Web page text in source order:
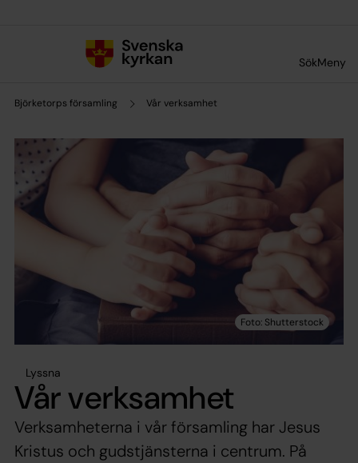
SökMeny
Björketorps församling Vår verksamhet
Lyssna
Vår verksamhet
Verksamheterna i vår församling har Jesus
Kristus och gudstjänsterna i centrum. På